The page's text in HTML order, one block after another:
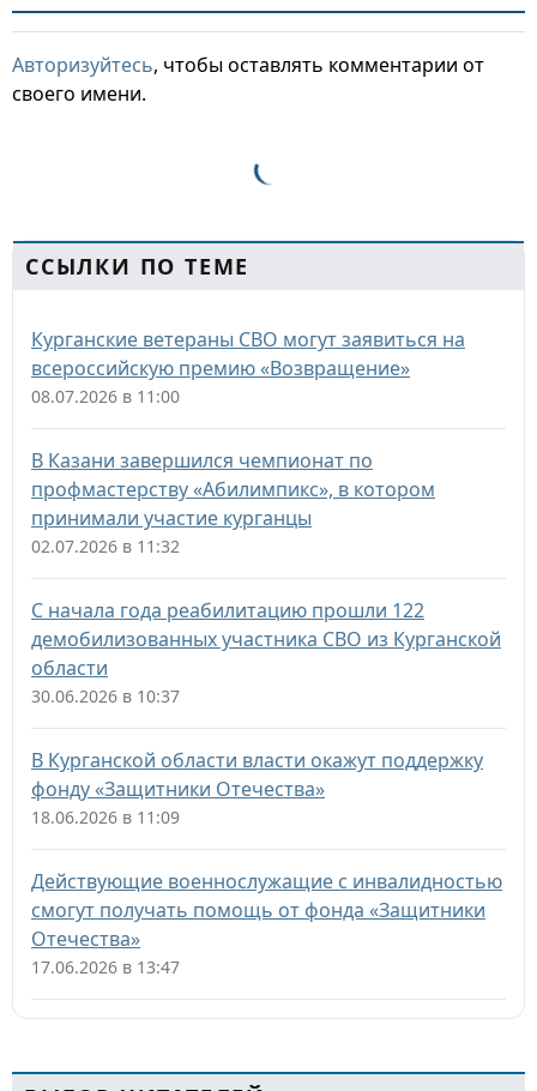
Авторизуйтесь, чтобы оставлять комментарии от
своего имени.
ССЫЛКИ ПО ТЕМЕ
Курганские ветераны СВО могут заявиться на
всероссийскую премию «Возвращение»
08.07.2026 в 11:00
В Казани завершился чемпионат по
профмастерству «Абилимпикс», в котором
принимали участие курганцы
02.07.2026 в 11:32
С начала года реабилитацию прошли 122
демобилизованных участника СВО из Курганской
области
30.06.2026 в 10:37
В Курганской области власти окажут поддержку
фонду «Защитники Отечества»
18.06.2026 в 11:09
Действующие военнослужащие с инвалидностью
смогут получать помощь от фонда «Защитники
Отечества»
17.06.2026 в 13:47